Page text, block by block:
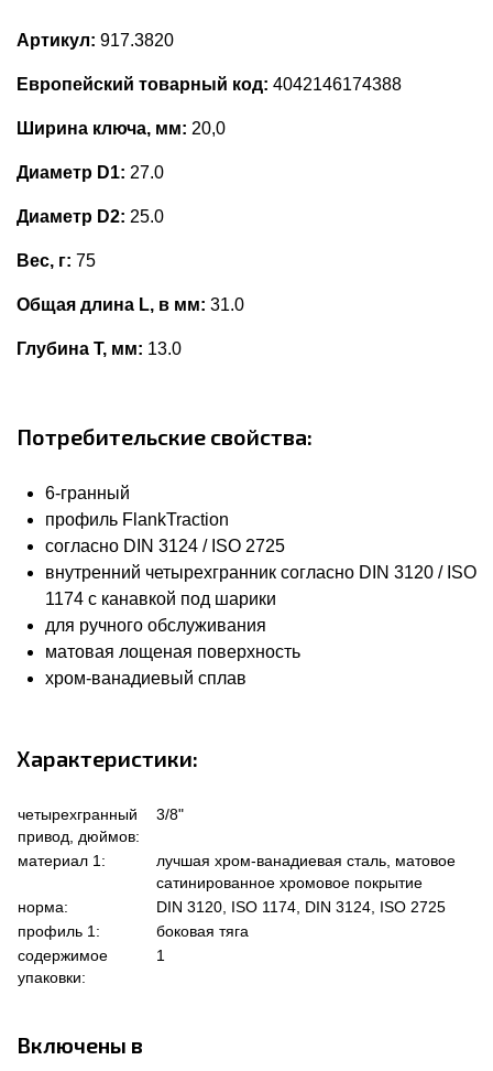
Артикул: 917.3820
Европейский товарный код: 4042146174388
Ширина ключа, мм: 20,0
Диаметр D1: 27.0
Диаметр D2: 25.0
Вес, г: 75
Общая длина L, в мм: 31.0
Глубина Т, мм: 13.0
Потребительские свойства:
6-гранный
профиль FlankTraction
согласно DIN 3124 / ISO 2725
внутренний четырехгранник согласно DIN 3120 / ISO
1174 с канавкой под шарики
для ручного обслуживания
матовая лощеная поверхность
хром-ванадиевый сплав
Характеристики:
четырехгранный
привод, дюймов:
3/8"
материал 1:
лучшая хром-ванадиевая сталь, матовое
сатинированное хромовое покрытие
норма:
DIN 3120, ISO 1174, DIN 3124, ISO 2725
профиль 1:
боковая тяга
содержимое
упаковки:
1
Включены в